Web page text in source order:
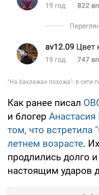
Как ранее писал
и блогер Анастасия
том, что
летнем возрасте.
продлились долго
настоящим ударов